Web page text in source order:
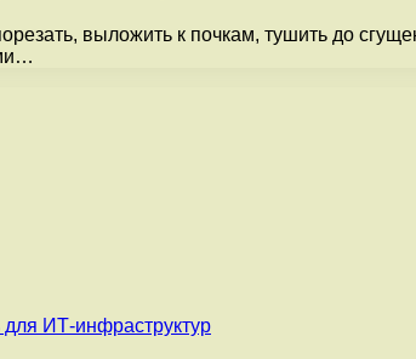
выложить к почкам, тушить до
ИТ-инфраструктур